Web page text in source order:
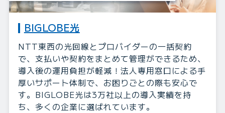
BIGLOBE光
NTT東西の光回線とプロバイダーの一括契約
で、支払いや契約をまとめて管理ができるため、
導入後の運用負担が軽減！法人専用窓口による手
厚いサポート体制で、お困りごとの際も安心で
す。BIGLOBE光は3万社以上の導入実績を持
ち、多くの企業に選ばれています。